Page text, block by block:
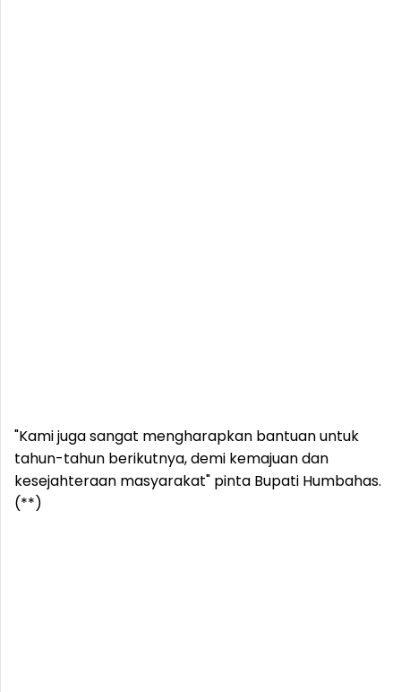
"Kami juga sangat mengharapkan bantuan untuk
tahun-tahun berikutnya, demi kemajuan dan
kesejahteraan masyarakat" pinta Bupati Humbahas.
(**)